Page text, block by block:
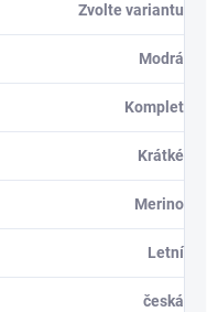
Zvolte variantu
Modrá
Komplet
Krátké
Merino
Letní
česká